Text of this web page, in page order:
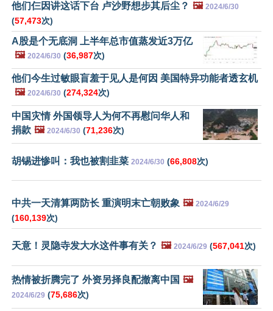
他们仨因讲这话下台 卢沙野想步其后尘？ 🖼️ 2024/6/30
(57,473次)
A股是个无底洞 上半年总市值蒸发近3万亿
🖼️ 2024/6/30 (36,987次)
他们今生过敏眼盲羞于见人是何因 美国特异功能者透玄机
🖼️ 2024/6/30 (274,324次)
中国灾情 外国领导人为何不再慰问华人和
捐款 🖼️ 2024/6/30 (71,236次)
胡锡进惨叫：我也被割韭菜 2024/6/30 (66,808次)
中共一天清算两防长 重演明末亡朝败象 🖼️ 2024/6/29
(160,139次)
天意！灵隐寺发大水这件事有关？ 🖼️ 2024/6/29 (567,041次)
热情被折腾完了 外资另择良配撤离中国 🖼️
2024/6/29 (75,686次)